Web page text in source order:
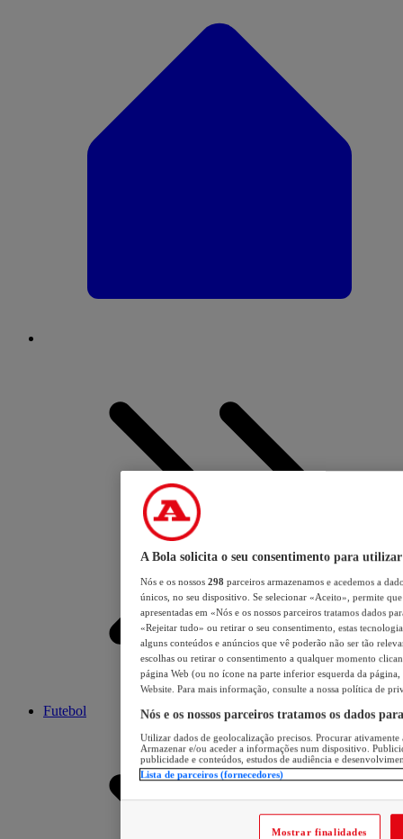
Futebol
A Bola solicita o seu consentimento para utilizar
Nós e os nossos 298 parceiros armazenamos e acedemos a
únicos, no seu dispositivo. Se selecionar «Aceito», permite
apresentadas em «Nós e os nossos parceiros tratamos dados
«Rejeitar tudo» ou retirar o seu consentimento, estas
alguns conteúdos e anúncios que vê poderão não ser tão
escolhas ou retirar o consentimento a qualquer momento
página Web (ou no ícone na parte inferior esquerda da página,
Website. Para mais informação, consulte a nossa política de
Nós e os nossos parceiros tratamos os dados
Utilizar dados de geolocalização precisos. Procurar
Armazenar e/ou aceder a informações num dispositivo.
publicidade e conteúdos, estudos de audiência e
Lista de parceiros (fornecedores)
Mostrar finalidades